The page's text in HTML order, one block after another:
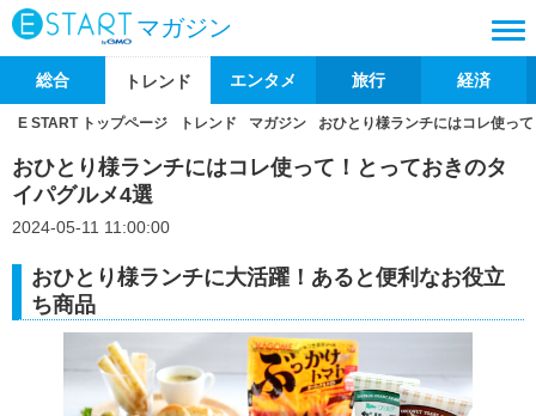
マガジン
総合 トレンド エンタメ 旅行 経済
E START トップページ トレンド マガジン おひとり様ランチにはコレ使っ
おひとり様ランチにはコレ使って！とっておきのタ
イパグルメ4選
2024-05-11 11:00:00
おひとり様ランチに大活躍！あると便利なお役立
ち商品